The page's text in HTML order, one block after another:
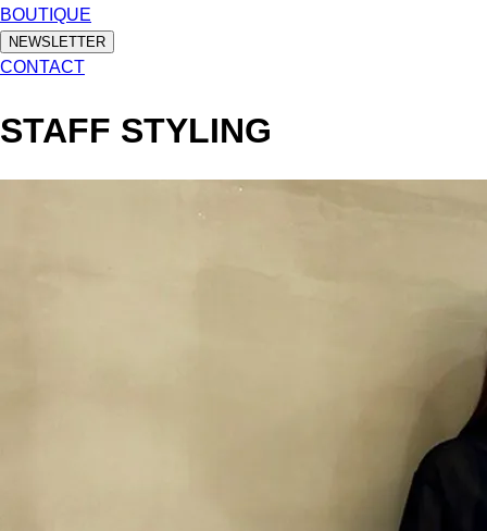
BOUTIQUE
NEWSLETTER
CONTACT
STAFF STYLING